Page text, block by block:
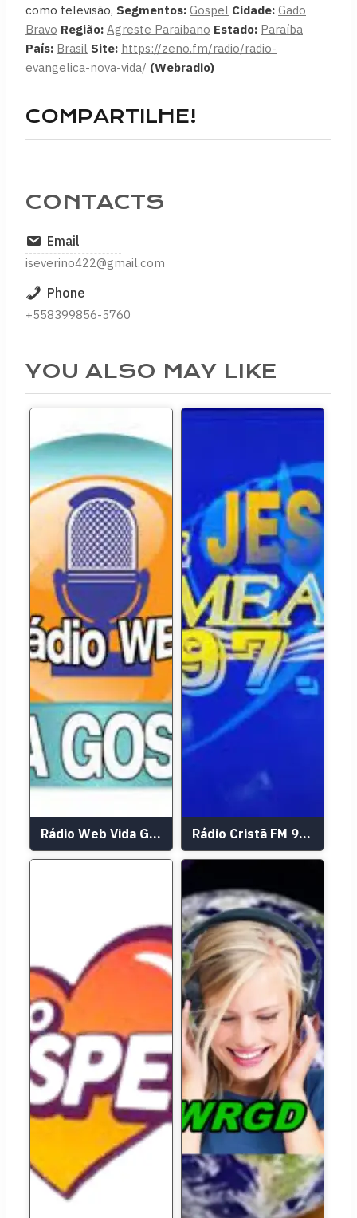
como televisão, Segmentos: Gospel Cidade: Gado
Bravo Região: Agreste Paraibano Estado: Paraíba
País: Brasil Site: https://zeno.fm/radio/radio-
evangelica-nova-vida/ (Webradio)
COMPARTILHE!
CONTACTS
Email
iseverino422@gmail.com
Phone
+558399856-5760
YOU ALSO MAY LIKE
Rádio Web Vida Gospel Rádio Cristã FM 93,9